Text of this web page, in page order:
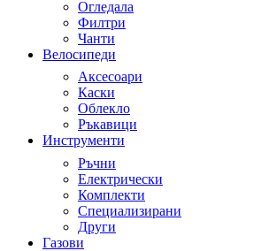
Огледала
Филтри
Чанти
Велосипеди
Аксесоари
Каски
Облекло
Ръкавици
Инструменти
Ръчни
Електрически
Комплекти
Специализирани
Други
Газови